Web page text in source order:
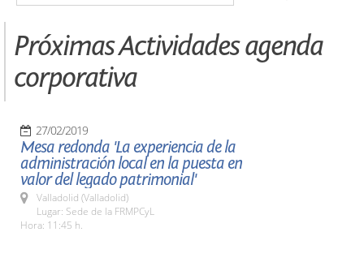
Próximas Actividades agenda
corporativa
27/02/2019
Mesa redonda 'La experiencia de la
administración local en la puesta en
valor del legado patrimonial'
Valladolid (Valladolid)
Lugar: Sede de la FRMPCyL
Hora: 11:45 h.